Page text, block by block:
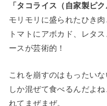
「タコライス（自家製ピク
モリモリに盛られたひき
トマトにアボカド、レタ
ースが芸術的！
これを崩すのはもったい
しか混ぜて食べるんだよ
れてまぜまぜ。